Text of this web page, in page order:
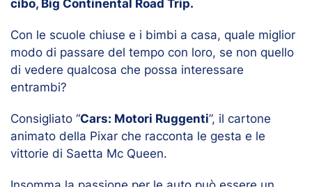
cibo, Big Continental Road Trip.
Con le scuole chiuse e i bimbi a casa, quale miglior
modo di passare del tempo con loro, se non quello
di vedere qualcosa che possa interessare
entrambi?
Consigliato “Cars: Motori Ruggenti”, il cartone
animato della Pixar che racconta le gesta e le
vittorie di Saetta Mc Queen.